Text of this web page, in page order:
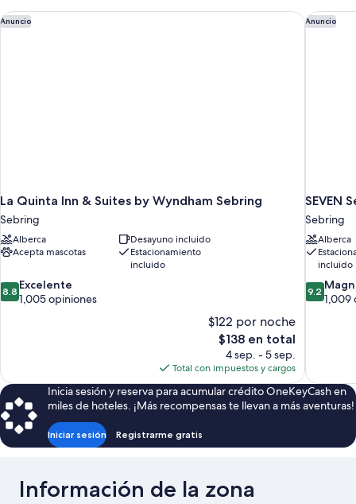
Anuncio
La Quinta Inn & Suites by Wyndham Sebring
Sebring
Alberca
Desayuno incluido
Acepta mascotas
Estacionamiento
incluido
8.8
de
8.8 Excelente
1,005 opiniones
$122 por noche
El
precio
actual
es
de
$138
$138 en total
4 sep. - 5 sep.
Total con impuestos y cargos
La Quinta Inn & Suites by Wyndham Sebring Anuncio
SEVEN
Sebring
Alberca
incluido
9.2
de
9.2
1,009
SEVEN
Inicia sesión y reserva para acumular crédito OneKeyCash en
miles de hoteles. ¡Más recompensas te llevan a más aventuras!
Iniciar sesión Registrarme gratis
Información de la zona